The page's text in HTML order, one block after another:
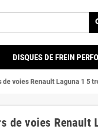
DISQUES DE FREIN
de voies Renault Laguna 1 5
de voies Renault